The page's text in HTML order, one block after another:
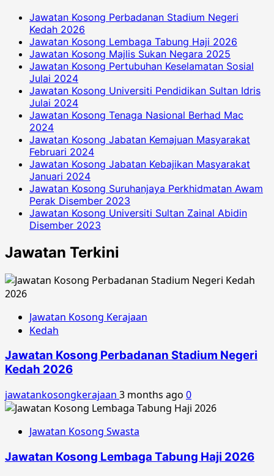
Jawatan Kosong Perbadanan Stadium Negeri
Kedah 2026
Jawatan Kosong Lembaga Tabung Haji 2026
Jawatan Kosong Majlis Sukan Negara 2025
Jawatan Kosong Pertubuhan Keselamatan Sosial
Julai 2024
Jawatan Kosong Universiti Pendidikan Sultan Idris
Julai 2024
Jawatan Kosong Tenaga Nasional Berhad Mac
2024
Jawatan Kosong Jabatan Kemajuan Masyarakat
Februari 2024
Jawatan Kosong Jabatan Kebajikan Masyarakat
Januari 2024
Jawatan Kosong Suruhanjaya Perkhidmatan Awam
Perak Disember 2023
Jawatan Kosong Universiti Sultan Zainal Abidin
Disember 2023
Jawatan Terkini
Jawatan Kosong Kerajaan
Kedah
Jawatan Kosong Perbadanan Stadium Negeri
Kedah 2026
jawatankosongkerajaan 3 months ago 0
Jawatan Kosong Swasta
Jawatan Kosong Lembaga Tabung Haji 2026